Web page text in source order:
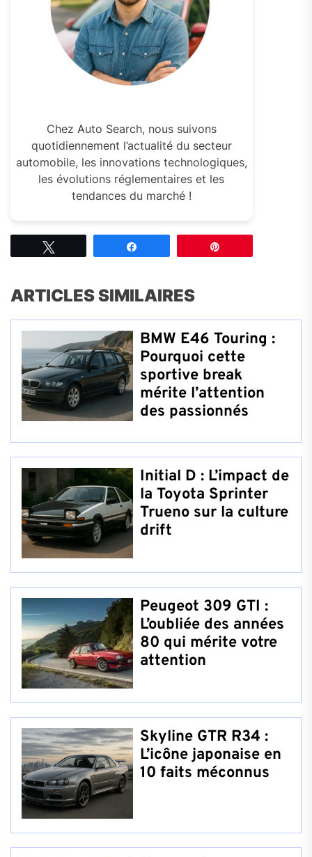
Chez Auto Search, nous suivons
quotidiennement l’actualité du secteur
automobile, les innovations technologiques,
les évolutions réglementaires et les
tendances du marché !
ARTICLES SIMILAIRES
BMW E46 Touring :
Pourquoi cette
sportive break
mérite l’attention
des passionnés
Initial D : L’impact de
la Toyota Sprinter
Trueno sur la culture
drift
Peugeot 309 GTI :
L’oubliée des années
80 qui mérite votre
attention
Skyline GTR R34 :
L’icône japonaise en
10 faits méconnus